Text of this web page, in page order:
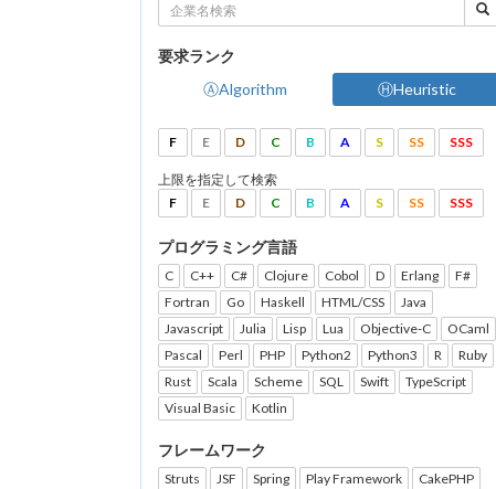
要求ランク
ⒶAlgorithm
ⒽHeuristic
F E D C B A S SS SSS
上限を指定して検索
F
E D C B A S SS SSS
プログラミング言語
C C++ C# Clojure Cobol D Erlang
F#
Fortran
Go Haskell HTML/CSS
Java
Javascript
Julia Lisp Lua Objective-C
OCaml
Pascal
Perl PHP Python2 Python3 R
Ruby
Rust
Scala Scheme SQL Swift
TypeScript
Visual Basic
Kotlin
フレームワーク
Struts JSF Spring Play Framework
CakePHP